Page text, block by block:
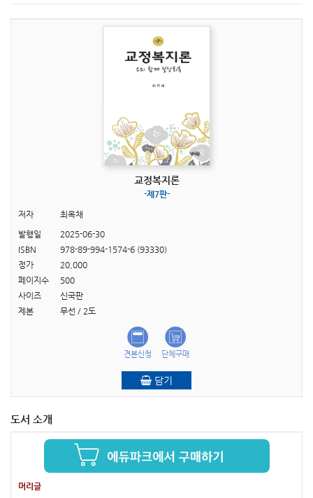
교정복지론
-제7판-
저자
최옥채
발행일
2025-06-30
ISBN
978-89-994-1574-6 (93330)
정가
20,000
페이지수
500
사이즈
신국판
제본
무선 / 2도
견본신청 단체구매
담기
도서 소개
머리글